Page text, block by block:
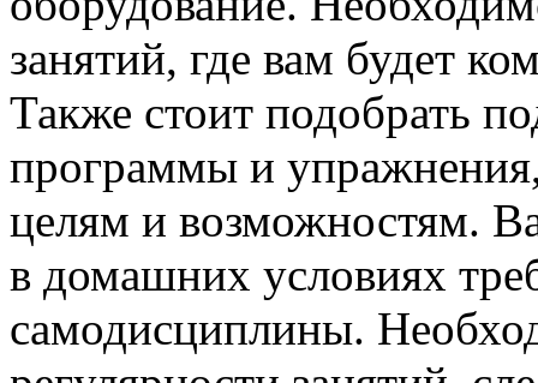
занятий, где вам будет
Также стоит подобрать
программы и
целям и возможностям.
в домашних условиях
самодисциплины.